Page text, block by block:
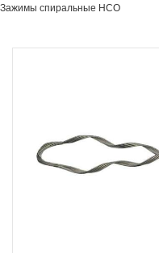
Зажимы спиральные НСО